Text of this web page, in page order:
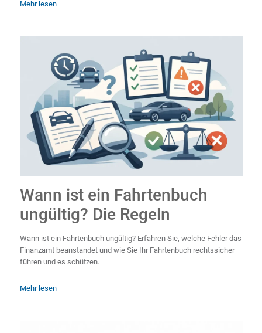
Mehr lesen
Wann ist ein Fahrtenbuch
ungültig? Die Regeln
Wann ist ein Fahrtenbuch ungültig? Erfahren Sie, welche Fehler das
Finanzamt beanstandet und wie Sie Ihr Fahrtenbuch rechtssicher
führen und es schützen.
Mehr lesen